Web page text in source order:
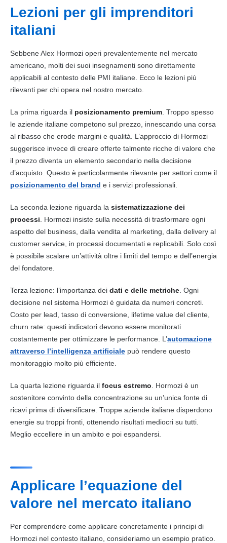
Lezioni per gli imprenditori
italiani
Sebbene Alex Hormozi operi prevalentemente nel mercato
americano, molti dei suoi insegnamenti sono direttamente
applicabili al contesto delle PMI italiane. Ecco le lezioni più
rilevanti per chi opera nel nostro mercato.
La prima riguarda il posizionamento premium . Troppo spesso
le aziende italiane competono sul prezzo, innescando una corsa
al ribasso che erode margini e qualità. L’approccio di Hormozi
suggerisce invece di creare offerte talmente ricche di valore che
il prezzo diventa un elemento secondario nella decisione
d’acquisto. Questo è particolarmente rilevante per settori come il
posizionamento del brand e i servizi professionali.
La seconda lezione riguarda la sistematizzazione dei
processi . Hormozi insiste sulla necessità di trasformare ogni
aspetto del business, dalla vendita al marketing, dalla delivery al
customer service, in processi documentati e replicabili. Solo così
è possibile scalare un’attività oltre i limiti del tempo e dell’energia
del fondatore.
Terza lezione: l’importanza dei dati e delle metriche . Ogni
decisione nel sistema Hormozi è guidata da numeri concreti.
Costo per lead, tasso di conversione, lifetime value del cliente,
churn rate: questi indicatori devono essere monitorati
costantemente per ottimizzare le performance. L’automazione
attraverso l’intelligenza artificiale può rendere questo
monitoraggio molto più efficiente.
La quarta lezione riguarda il focus estremo . Hormozi è un
sostenitore convinto della concentrazione su un’unica fonte di
ricavi prima di diversificare. Troppe aziende italiane disperdono
energie su troppi fronti, ottenendo risultati mediocri su tutti.
Meglio eccellere in un ambito e poi espandersi.
Applicare l’equazione del
valore nel mercato italiano
Per comprendere come applicare concretamente i principi di
Hormozi nel contesto italiano, consideriamo un esempio pratico.